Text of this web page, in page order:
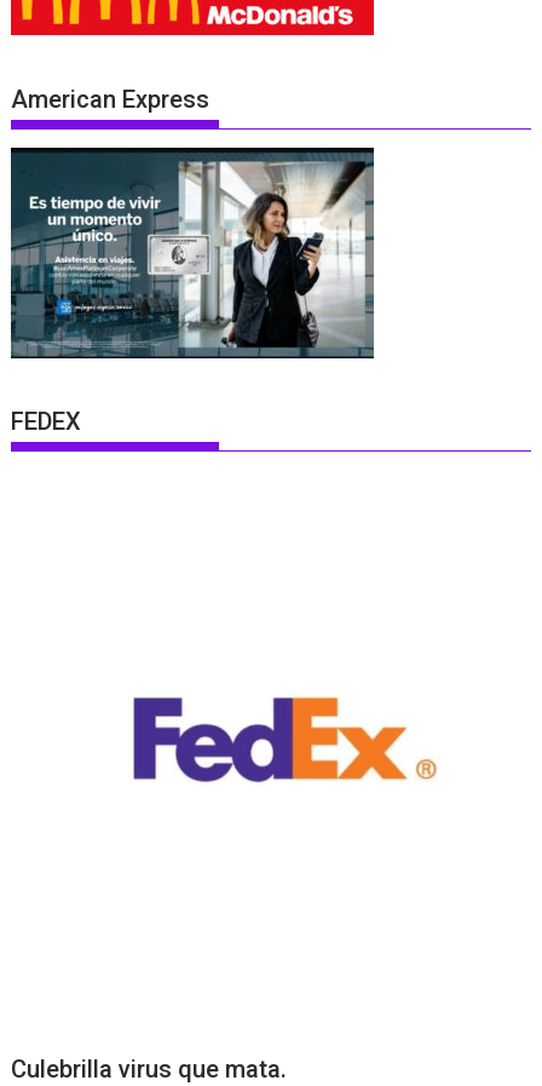
American Express
FEDEX
Culebrilla virus que mata.